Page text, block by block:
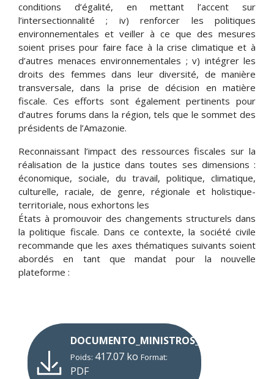
conditions d’égalité, en mettant l’accent sur
l’intersectionnalité ; iv) renforcer les politiques
environnementales et veiller à ce que des mesures
soient prises pour faire face à la crise climatique et à
d’autres menaces environnementales ; v) intégrer les
droits des femmes dans leur diversité, de manière
transversale, dans la prise de décision en matière
fiscale. Ces efforts sont également pertinents pour
d’autres forums dans la région, tels que le sommet des
présidents de l’Amazonie.
Reconnaissant l’impact des ressources fiscales sur la
réalisation de la justice dans toutes ses dimensions :
économique, sociale, du travail, politique, climatique,
culturelle, raciale, de genre, régionale et holistique-
territoriale, nous exhortons les
États à promouvoir des changements structurels dans
la politique fiscale. Dans ce contexte, la société civile
recommande que les axes thématiques suivants soient
abordés en tant que mandat pour la nouvelle
plateforme :
DOCUMENTO_MINISTROS_FR
Poids: 417.07 ko Format:
PDF